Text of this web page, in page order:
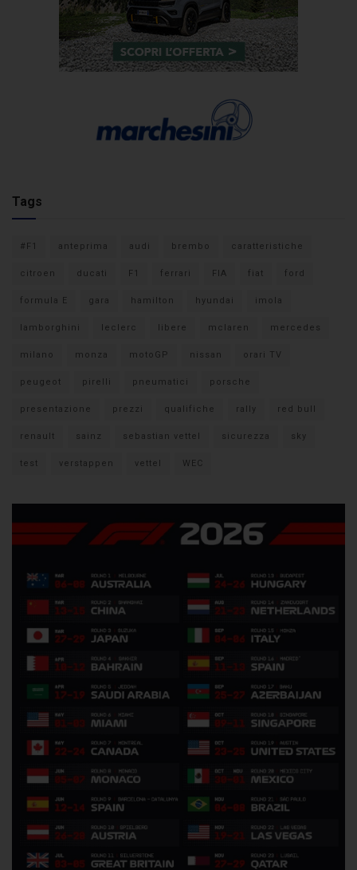
Tags
#F1 anteprima audi brembo caratteristiche
citroen ducati F1 ferrari FIA fiat ford
formula E gara hamilton hyundai imola
lamborghini leclerc libere mclaren mercedes
milano monza motoGP nissan orari TV
peugeot pirelli pneumatici porsche
presentazione prezzi qualifiche rally red bull
renault sainz sebastian vettel sicurezza sky
test verstappen vettel WEC